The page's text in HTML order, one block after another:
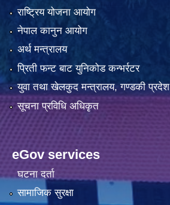
राष्ट्रिय योजना आयोग
नेपाल कानुन आयोग
अर्थ मन्त्रालय
प्रिती फन्ट बाट युनिकोड कन्भर्रटर
युवा तथा खेलकुद मन्त्रालय, गण्डकी प्रदेश
सूचना प्रविधि अधिकृत
eGov services
घटना दर्ता
सामाजिक सुरक्षा